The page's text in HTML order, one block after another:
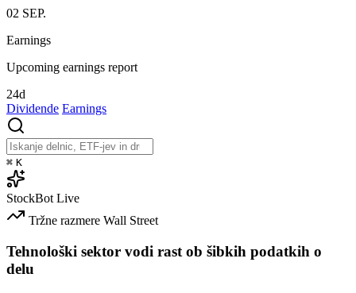
02 SEP.
Earnings
Upcoming earnings report
24d
Dividende Earnings
⌘ K
StockBot Live
Tržne razmere Wall Street
Tehnološki sektor vodi rast ob šibkih podatkih o
delu